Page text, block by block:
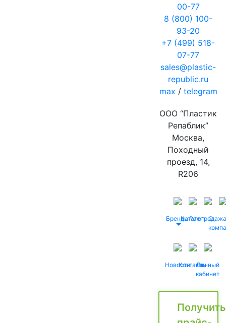
00-77
8 (800) 100-
93-20
+7 (499) 518-
07-77
sales@plastic-
republic.ru
max / telegram
ООО “Пластик
Репаблик”
Москва,
Походный
проезд, 14,
R206
БрендыКаталог
Распродажа
О
НовостиКонтактыЛичный
кабинет
Получить